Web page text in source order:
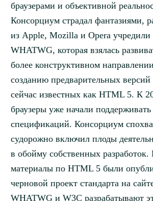
браузерами и объективной
Консорциум страдал фантазиями,
из Apple, Mozilla и Opera
WHATWG, которая взялась
более конструктивном
созданию предварительных
сейчас известных как HTML 5. К
браузеры уже начали
спецификаций. Консорциум
судорожно включил плоды
в обойму собственных разработок.
материалы по HTML 5 были
черновой проект стандарта на
WHATWG и W3C разрабатывают